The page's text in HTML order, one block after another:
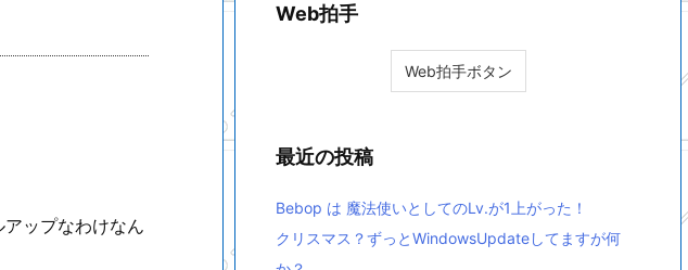
ップなわけなん
Web拍手
最近の投稿
Bebop は 魔法使いとしてのLv.が1上がった！
クリスマス？ずっとWindowsUpdateしてますが何